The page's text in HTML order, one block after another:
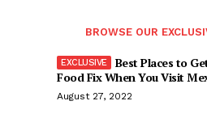
BROWSE OUR
Best Places to
Food Fix When You Visit
August 27, 2022